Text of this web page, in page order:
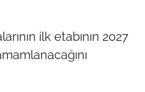
ilk etabının 2027